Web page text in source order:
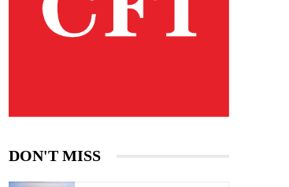
DON'T MISS